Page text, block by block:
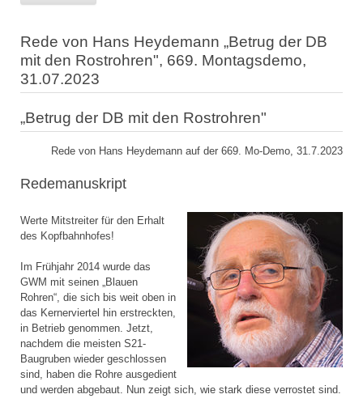
Rede von Hans Heydemann „Betrug der DB
mit den Rostrohren", 669. Montagsdemo,
31.07.2023
„Betrug der DB mit den Rostrohren"
Rede von Hans Heydemann auf der 669. Mo-Demo, 31.7.2023
Redemanuskript
Werte Mitstreiter für den Erhalt
des Kopfbahnhofes!
Im Frühjahr 2014 wurde das
GWM mit seinen „Blauen
Rohren“, die sich bis weit oben in
das Kernerviertel hin erstreckten,
in Betrieb genommen. Jetzt,
nachdem die meisten S21-
Baugruben wieder geschlossen
sind, haben die Rohre ausgedient
und werden abgebaut. Nun zeigt sich, wie stark diese verrostet sind.